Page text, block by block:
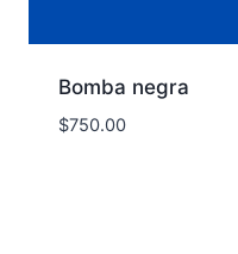
Bomba negra
$750.00